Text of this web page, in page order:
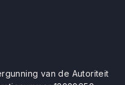
van de Autoriteit